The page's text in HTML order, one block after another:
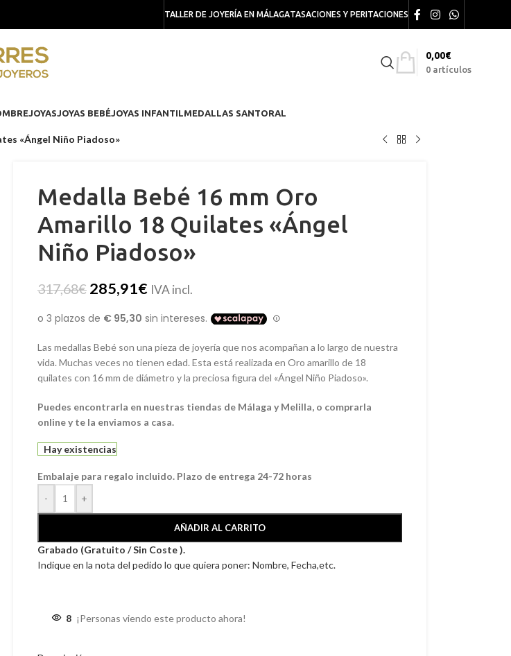
TALLER DE JOYERÍA EN MÁLAGATASACIONES Y PERITACIONES
0 artículos
0,00€
JOYASJOYAS BEBÉJOYAS INFANTILMEDALLAS SANTORAL
«Ángel Niño Piadoso»
Medalla Bebé 16 mm Oro
Amarillo 18 Quilates «Ángel
Niño Piadoso»
317,68€ 285,91€ IVA incl.
Las medallas Bebé son una pieza de joyería que nos acompañan a lo largo de nuestra
vida. Muchas veces no tienen edad. Esta está realizada en Oro amarillo de 18
quilates con 16 mm de diámetro y la preciosa figura del «Ángel Niño Piadoso».
Puedes encontrarla en nuestras tiendas de Málaga y Melilla, o comprarla
online y te la enviamos a casa.
Hay existencias
Embalaje para regalo incluido. Plazo de entrega 24-72 horas
-
+
AÑADIR AL CARRITO
Grabado (Gratuito / Sin Coste ).
Indique en la nota del pedido lo que quiera poner: Nombre, Fecha,etc.
8 ¡Personas viendo este producto ahora!